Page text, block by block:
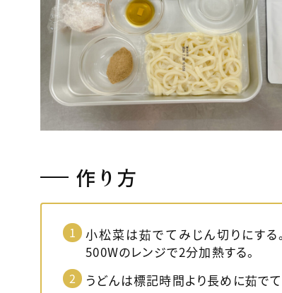
作り方
小松菜は茹でてみじん切りにする
500Wのレンジで2分加熱する。
うどんは標記時間より長めに茹で